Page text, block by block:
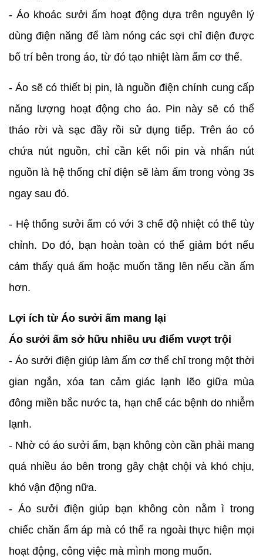
- Áo khoác sưởi ấm hoạt động dựa trên nguyên lý
dùng điện năng để làm nóng các sợi chỉ điện được
bố trí bên trong áo, từ đó tạo nhiệt làm ấm cơ thể.
- Áo sẽ có thiết bị pin, là nguồn điện chính cung cấp
năng lượng hoạt động cho áo. Pin này sẽ có thể
tháo rời và sạc đầy rồi sử dụng tiếp. Trên áo có
chứa nút nguồn, chỉ cần kết nối pin và nhấn nút
nguồn là hệ thống chỉ điện sẽ làm ấm trong vòng 3s
ngay sau đó.
- Hệ thống sưởi ấm có với 3 chế độ nhiệt có thể tùy
chỉnh. Do đó, bạn hoàn toàn có thể giảm bớt nếu
cảm thấy quá ấm hoặc muốn tăng lên nếu cần ấm
hơn.
Lợi ích từ Áo sưởi ấm mang lại
Áo sưởi ấm sở hữu nhiều ưu điểm vượt trội
- Áo sưởi điện giúp làm ấm cơ thể chỉ trong một thời
gian ngắn, xóa tan cảm giác lạnh lẽo giữa mùa
đông miền bắc nước ta, hạn chế các bệnh do nhiễm
lạnh.
- Nhờ có áo sưởi ấm, bạn không còn cần phải mang
quá nhiều áo bên trong gây chật chội và khó chịu,
khó vận động nữa.
- Áo sưởi điện giúp bạn không còn nằm ì trong
chiếc chăn ấm áp mà có thể ra ngoài thực hiện mọi
hoạt động, công việc mà mình mong muốn.